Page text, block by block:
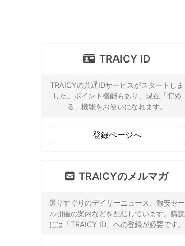
TRAICY ID
TRAICYの共通IDサービスがスタートしま
した。ポイント機能もあり、現在「貯め
る」機能をお使いになれます。
登録ページへ
TRAICYのメルマガ
選りすぐりのデイリーニュース、激安セー
ル開催の案内などを配信しています。購読
には「TRAICY ID」への登録が必要です。